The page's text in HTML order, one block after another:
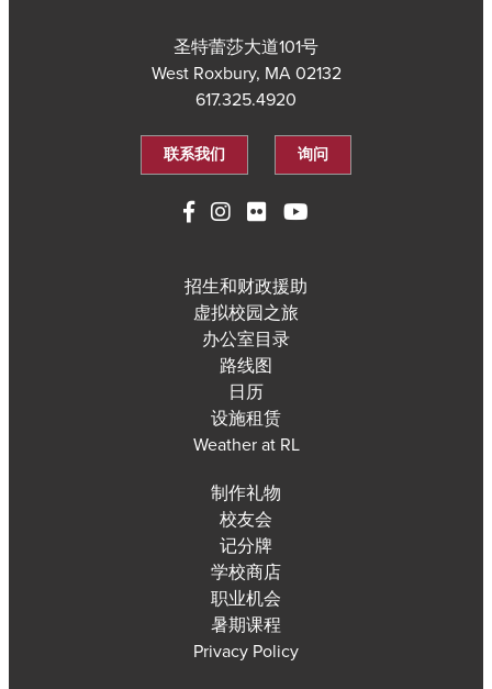
圣特蕾莎大道101号
West Roxbury, MA 02132
617.325.4920
联系我们 询问
招生和财政援助
虚拟校园之旅
办公室目录
路线图
日历
设施租赁
Weather at RL
制作礼物
校友会
记分牌
学校商店
职业机会
暑期课程
Privacy Policy